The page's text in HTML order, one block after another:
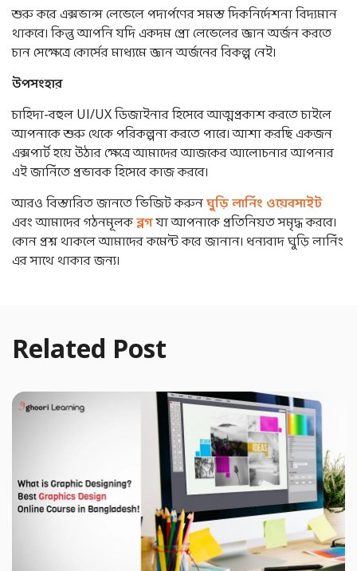
শুরু করে এক্সভান্স লেভেলে পদার্পণের সমস্ত দিকনির্দেশনা বিদ্যমান
থাকবে। কিন্তু আপনি যদি একদম প্রো লেভেলের জ্ঞান অর্জন করতে
চান সেক্ষেত্রে কোর্সের মাধ্যমে জ্ঞান অর্জনের বিকল্প নেই।
উপসংহার
চাহিদা-বহুল UI/UX ডিজাইনার হিসেবে আত্মপ্রকাশ করতে চাইলে
আপনাকে শুরু থেকে পরিকল্পনা করতে পারে। আশা করছি একজন
এক্সপার্ট হয়ে উঠার ক্ষেত্রে আমাদের আজকের আলোচনার আপনার
এই জার্নিতে প্রভাবক হিসেবে কাজ করবে।
আরও বিস্তারিত জানতে ভিজিট করুনঘুড়ি লার্নিং ওয়েবসাইট
এবং আমাদের গঠনমূলকব্লগযা আপনাকে প্রতিনিয়ত সমৃদ্ধ করবে।
কোন প্রশ্ন থাকলে আমাদের কমেন্ট করে জানান। ধন্যবাদ ঘুড়ি লার্নিং
এর সাথে থাকার জন্য।
Related Post